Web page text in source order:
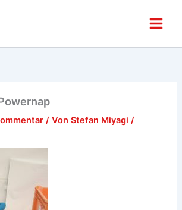
/ VonStefan Miyagi/